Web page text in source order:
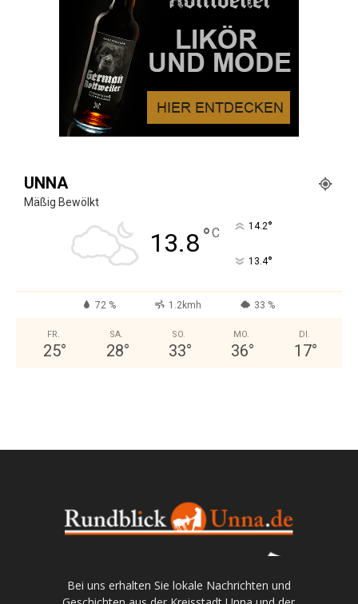
UNNA
Mäßig Bewölkt
13.8°C 14.2°
13.4°
72 % 1.2kmh 33 %
FR.
25°
SA.
28°
SO.
33°
MO.
36°
DI.
17°
Bei uns erhalten Sie lokale Nachrichten und